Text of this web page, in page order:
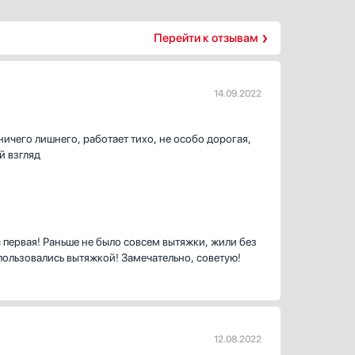
Перейти к отзывам
14.09.2022
лишнего, работает тихо, не особо дорогая,
взгляд
Раньше не было совсем вытяжки, жили без
вытяжкой! Замечательно, советую!
12.08.2022